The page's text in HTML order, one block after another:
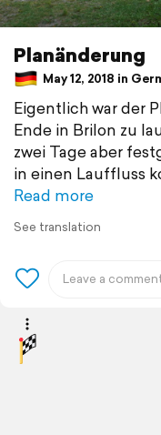
Planänderung
May 12, 2018 in
Eigentlich war der
Ende in Brilon zu
zwei Tage aber
in einen Lauffluss
Read more
See translation